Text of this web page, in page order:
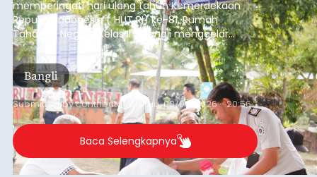
memperingati hari ulang tahun Kemerdekaan
Republik Indonesia ( HUT RI) ke-81, Rumah
Tahanan Negara Kelas II B Bangli menggelar
kegiatan pemeriksaan kesehatan gratis, Rabu
(6/8/2026).
Bangli
Submitted bycontributor Thu, 08/06/2026 - 20:56
Baca Selengkapnya